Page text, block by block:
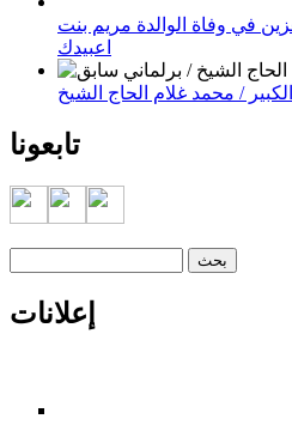
في وفاة الوالدة مريم بنت
اعبيدك
الكبير / محمد غلام الحاج الشيخ
تابعونا
إعلانات